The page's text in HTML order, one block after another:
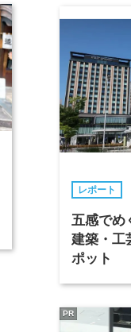
レポート
五感でめ
建築・工
ポット
PR